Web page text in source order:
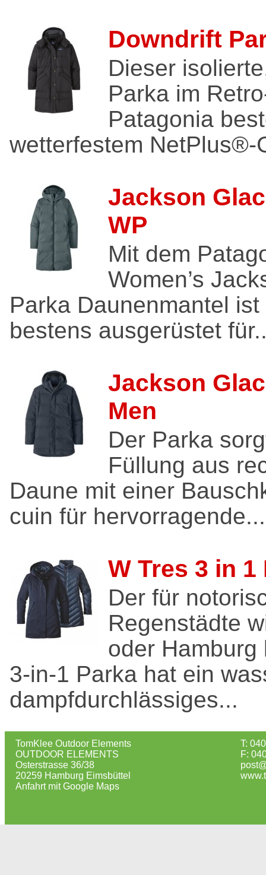
Downdrift
Dieser
Parka im
Patagonia
wetterfestem NetPlus®-
Jackson
WP
Mit dem
Women’s
Parka Daunenmantel ist
bestens ausgerüstet
Jackson
Men
Der Parka
Füllung aus
Daune mit einer
cuin für hervorragende...
W Tres 3 in 1
Der für
Regenstädte
oder Hamburg
3-in-1 Parka hat ein
dampfdurchlässiges...
TomKlee Outdoor Elements
OUTDOOR ELEMENTS
Osterstrasse 36/38
20259 Hamburg Eimsbüttel
Anfahrt mit Google Maps
T:
F: